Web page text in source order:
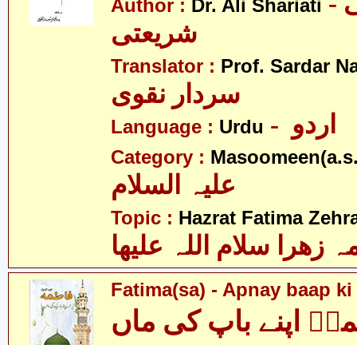
Author : Dr. Ali Shariati
شریعتی
Translator : Prof. Sardar
سردار نقوی
Language : Urdu
Category :
Topic : Hazrat Fatima
زھرا سلام اللہ علیھا
Fatima(sa) - Apnay baap ki
اپنے باپ کی ماں